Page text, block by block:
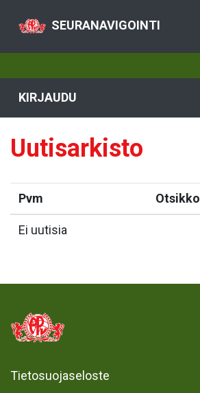
SEURANAVIGOINTI
KIRJAUDU
Uutisarkisto
Pvm Otsikko
Ei uutisia
Tietosuojaseloste